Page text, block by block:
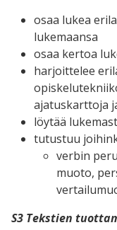
osaa lukea
lukemaansa
osaa kertoa
harjoittelee
ajatuskarttoja
löytää
tutustuu
verbin
muoto,
S3 Tekstien